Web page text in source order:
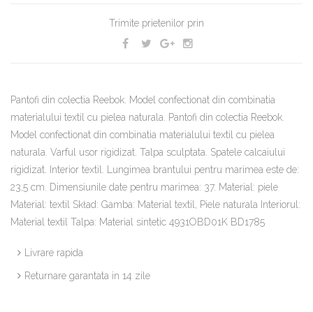
Trimite prietenilor prin
Pantofi din colectia Reebok. Model confectionat din combinatia
materialului textil cu pielea naturala. Pantofi din colectia Reebok.
Model confectionat din combinatia materialului textil cu pielea
naturala. Varful usor rigidizat. Talpa sculptata. Spatele calcaiului
rigidizat. Interior textil. Lungimea brantului pentru marimea este de:
23,5 cm. Dimensiunile date pentru marimea: 37. Material: piele
Material: textil Skład: Gamba: Material textil, Piele naturala Interiorul:
Material textil Talpa: Material sintetic 4931OBD01K BD1785
Livrare rapida
Returnare garantata in 14 zile